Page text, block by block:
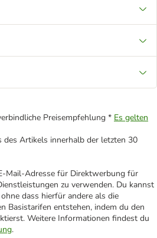
Preisempfehlung * Es gelten
des Artikels innerhalb der letzten 30
Mail-Adresse für Direktwerbung für
zu verwenden. Du kannst
dass hierfür andere als die
Basistarifen entstehen, indem du den
Weitere Informationen findest du
.